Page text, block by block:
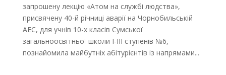
запрошену лекцію «Атом на службі людства»,
присвячену 40-й річниці аварії на Чорнобильській
АЕС, для учнів 10-х класів Сумської
загальноосвітньої школи І-ІІІ ступенів №6,
познайомила майбутніх абітурієнтів із напрямами...